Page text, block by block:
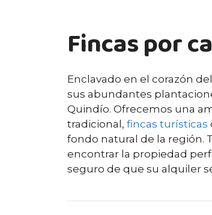
Fincas por
Enclavado en el corazón
sus abundantes
Quindío. Ofrecemos una
tradicional, fincas turísticas
fondo natural de la región.
encontrar la propiedad
seguro de que su alquiler